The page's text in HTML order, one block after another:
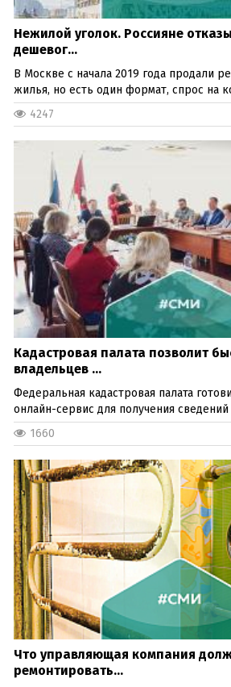
Нежилой уголок. Россияне
дешевог...
В Москве с начала 2019 года продали
жилья, но есть один формат, спрос на
4247
Кадастровая палата позволит
владельцев ...
Федеральная кадастровая палата
онлайн-сервис для получения сведений
1660
Что управляющая компания
ремонтировать...